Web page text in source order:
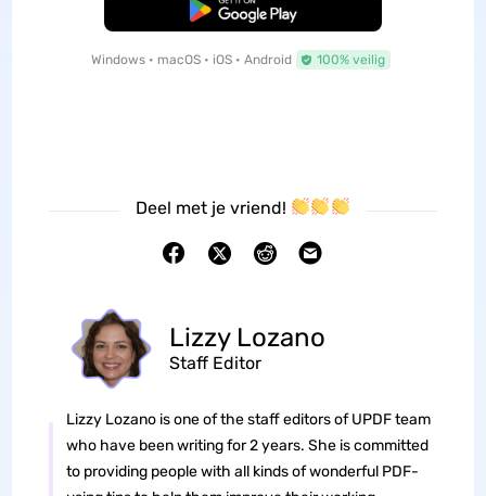
Gratis Download
Windows • macOS • iOS • Android 100% veilig
Deel met je vriend!
Lizzy Lozano
Staff Editor
Lizzy Lozano is one of the staff editors of UPDF team
who have been writing for 2 years. She is committed
to providing people with all kinds of wonderful PDF-